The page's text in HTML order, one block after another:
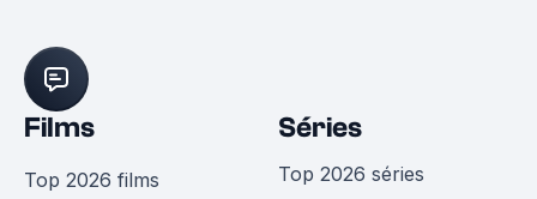
Films
Top 2026 films
Séries
Top 2026 séries